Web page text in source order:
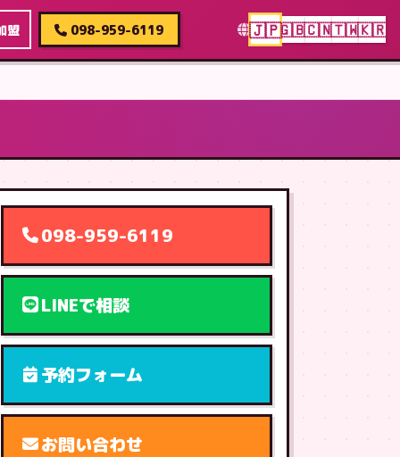
盟 098-959-6119 🇯🇵🇬🇧🇨🇳🇹🇼🇰🇷
098-959-6119
LINEで相談
予約フォーム
お問い合わせ